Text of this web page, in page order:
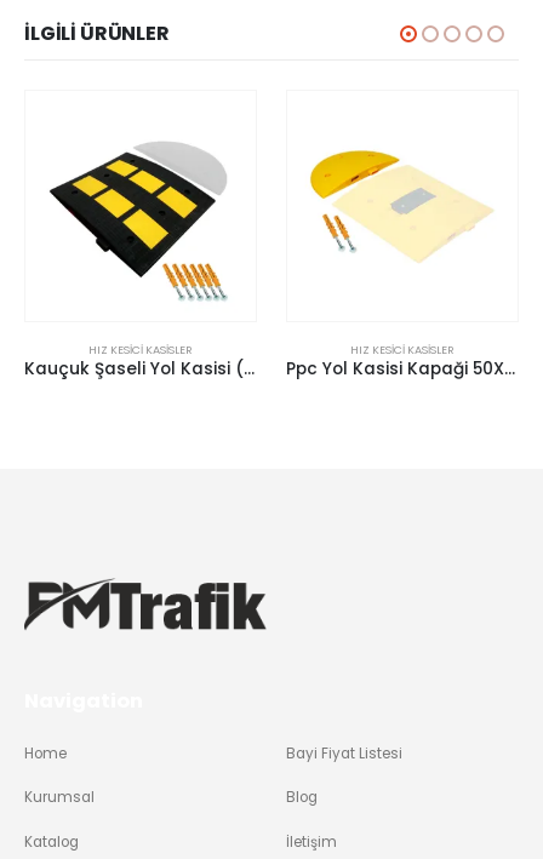
İLGILI ÜRÜNLER
HIZ KESICI KASISLER
Kauçuk Şaseli Yol Kasisi (Gövde) 60X50 Cm
HIZ KESICI KASISLER
Ppc Yol Kasisi Kapaği 50X25 Cm
Home
Kurumsal
Katalog
Bayi Fiyat Listesi
Blog
İletişim